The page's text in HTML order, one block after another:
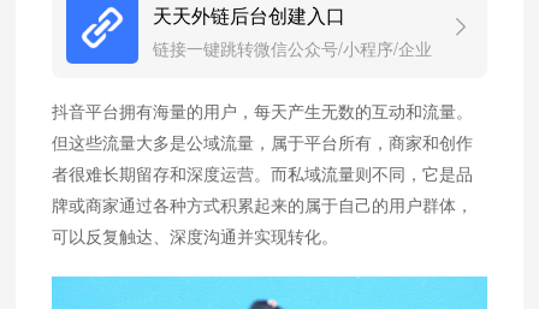
天天外链后台创建入口
链接一键跳转微信公众号/小程序/企业
抖音平台拥有海量的用户，每天产生无数的互动和流量。
但这些流量大多是公域流量，属于平台所有，商家和创作
者很难长期留存和深度运营。而私域流量则不同，它是品
牌或商家通过各种方式积累起来的属于自己的用户群体，
可以反复触达、深度沟通并实现转化。